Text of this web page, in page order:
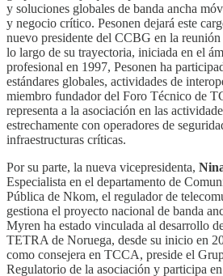
y soluciones globales de banda ancha
y negocio crítico. Pesonen dejará este
nuevo presidente del CCBG en la
lo largo de su trayectoria, iniciada en el
profesional en 1997, Pesonen ha
estándares globales, actividades de
miembro fundador del Foro Técnico de
representa a la asociación en las
estrechamente con operadores de
infraestructuras críticas.
Por su parte, la nueva vicepresidenta,
Especialista en el departamento de
Pública de Nkom, el regulador de
gestiona el proyecto nacional de banda
Myren ha estado vinculada al desarrollo
TETRA de Noruega, desde su inicio en
como consejera en TCCA, preside el
Regulatorio de la asociación y participa